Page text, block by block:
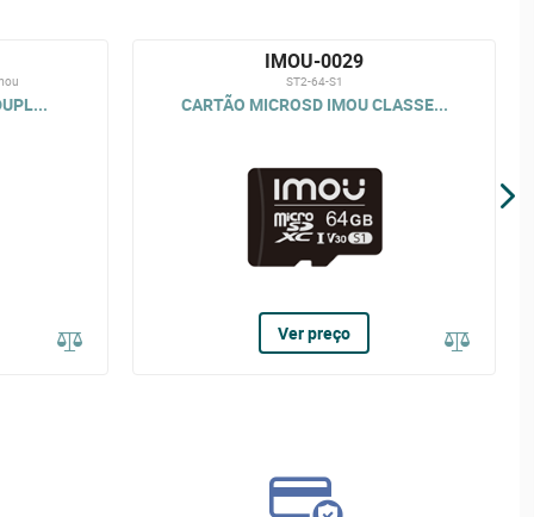
IMOU-0029
ST2-64-S1
CARTÃO MICROSD IMOU CLASSE...
Ver preço